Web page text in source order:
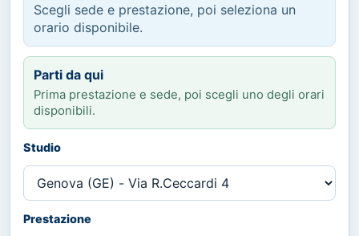
Scegli sede e prestazione, poi seleziona un
orario disponibile.
Parti da qui
Prima prestazione e sede, poi scegli uno degli orari
disponibili.
Studio
Prestazione